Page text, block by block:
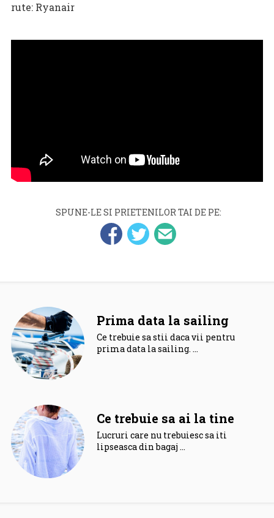
rute: Ryanair
SPUNE-LE SI PRIETENILOR TAI DE PE:
Prima data la sailing
Ce trebuie sa stii daca vii pentru
prima data la sailing. …
Ce trebuie sa ai la tine
Lucruri care nu trebuiesc sa iti
lipseasca din bagaj …